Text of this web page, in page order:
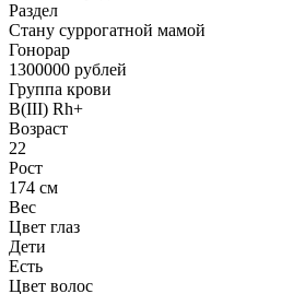
Раздел
Cтану суррогатной мамой
Гонoрар
1300000 рублей
Группа крови
B(III) Rh+
Возраст
22
Рост
174 см
Вес
Цвет глаз
Дети
Есть
Цвет волос